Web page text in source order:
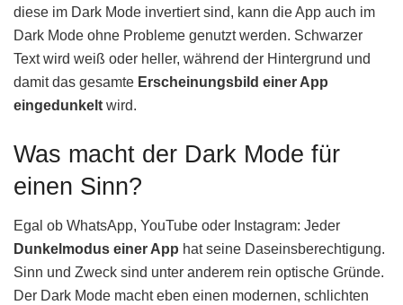
diese im Dark Mode invertiert sind, kann die App auch im
Dark Mode ohne Probleme genutzt werden. Schwarzer
Text wird weiß oder heller, während der Hintergrund und
damit das gesamte Erscheinungsbild einer App
eingedunkelt wird.
Was macht der Dark Mode für
einen Sinn?
Egal ob WhatsApp, YouTube oder Instagram: Jeder
Dunkelmodus einer App hat seine Daseinsberechtigung.
Sinn und Zweck sind unter anderem rein optische Gründe.
Der Dark Mode macht eben einen modernen, schlichten